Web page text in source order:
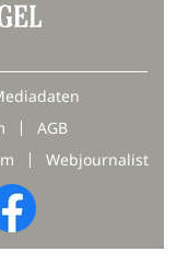
AGB
Webjournalist